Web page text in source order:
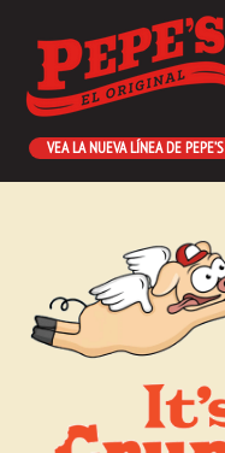
VEA LA NUEVA LÍNEA DE PEPE’S